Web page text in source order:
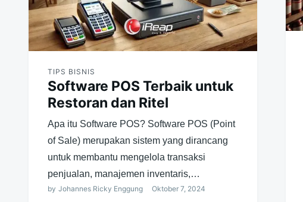
TIPS BISNIS
Software POS Terbaik untuk
Restoran dan Ritel
Apa itu Software POS? Software POS (Point
of Sale) merupakan sistem yang dirancang
untuk membantu mengelola transaksi
penjualan, manajemen inventaris,…
by Johannes Ricky Enggung Oktober 7, 2024